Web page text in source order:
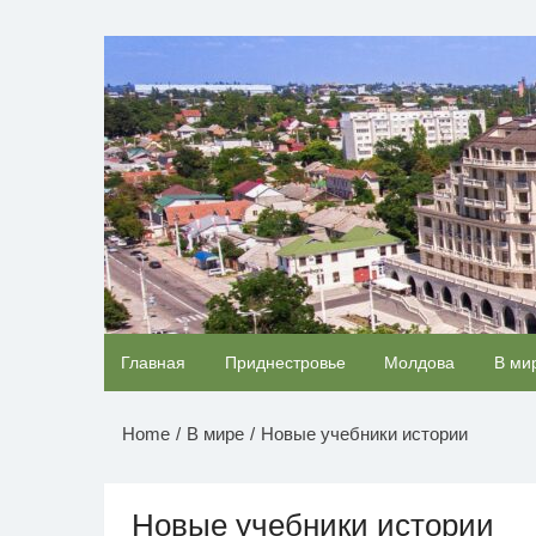
НОВОСТИ
Главная Приднестровье Молдова В
Home В мире Новые учебники истории
Новые учебники истории
Ролик длится несколько секунд, а смеяться
будете долго